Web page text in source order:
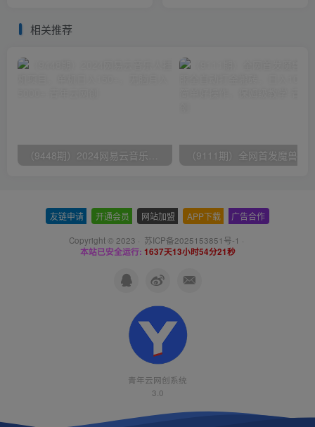
相关推荐
友链申请 开通会员 网站加盟 APP下载 广告合作
Copyright © 2023 · 苏ICP备2025153851号-1 ·
本站已安全运行: 1637天13小时54分22秒
青年云网创系统
3.0